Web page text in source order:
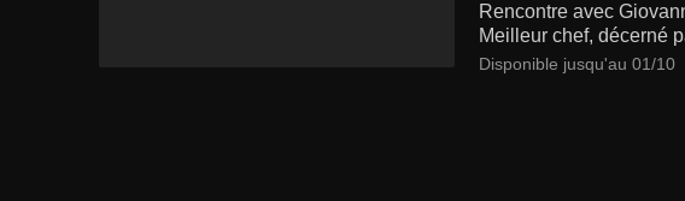
Rencontre avec
Meilleur chef, décerné
Disponible jusqu'au 01/10